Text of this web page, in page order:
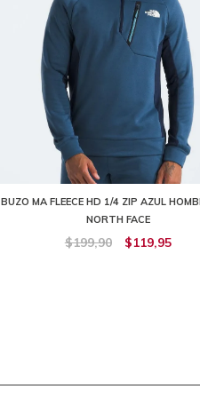
BUZO MA FLEECE HD 1/4 ZIP AZUL
NORTH FACE
$199,90 $119,95